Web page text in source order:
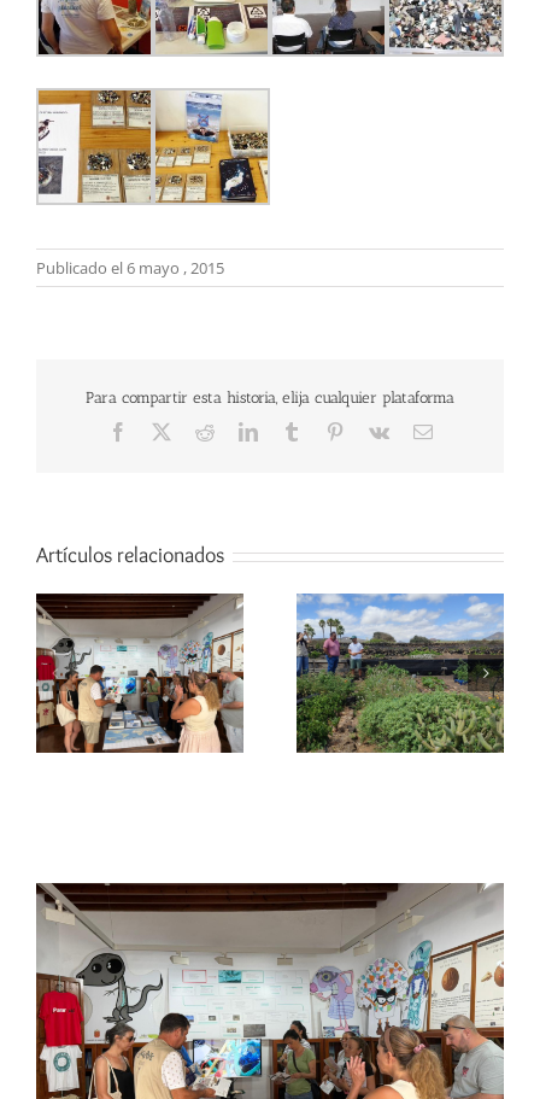
Publicado el 6 mayo , 2015
Para compartir esta historia, elija cualquier plataforma
Facebook RedditLinkedInTumblr Pinterest
Vk
Correo
Artículos relacionados